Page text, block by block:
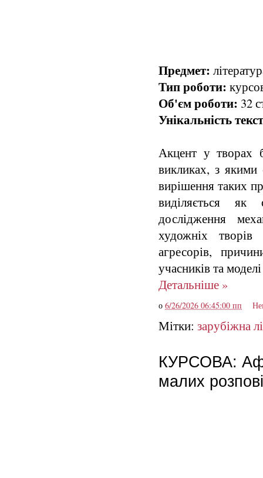
Предмет:
Тип роботи:
Об'єм роботи: 32
Унікальність
Акцент у творах
викликах, з якими
вирішення таких
виділяється як
дослідження
художніх творів
агресорів,
учасників та
Детальніше »
о 6/26/2026 06:45:00 пп
Мітки: зарубіжна
КУРСОВА:
малих